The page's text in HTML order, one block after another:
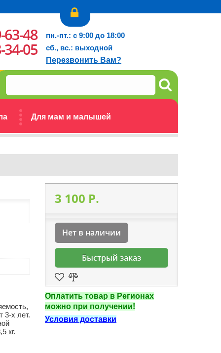
Для мам и малышей
63-48
34-05
пн.-пт.: с 9:00 до 18:00
сб., вс.: выходной
Перезвонить Вам?
3-х лет.
кг.
3 100 P.
Нет в наличии
Быстрый заказ
Оплатить товар в Регионах
можно при получении!
Условия доставки